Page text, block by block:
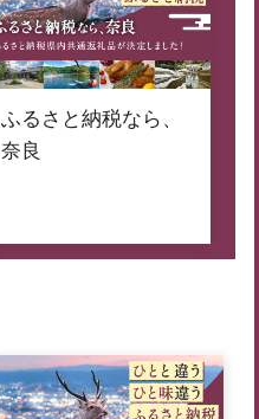
ふるさと納税なら、
奈良